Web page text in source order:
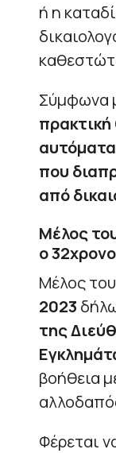
ή η
Σύμφωνα
που
από
Μέλος
ο
Μέλος του
2023
της
βοήθεια
Φέρεται